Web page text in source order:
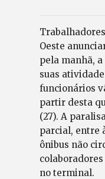
Oeste
pela manhã,
suas
funcionários
partir desta
(27). A
parcial, entre
ônibus não
no terminal.